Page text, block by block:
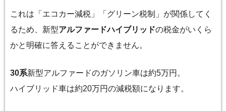
これは「エコカー減税」「グリーン税制」が関係してく
るため、新型アルファードハイブリッドの税金がいくら
かと明確に答えることができません。
30系新型アルファードのガソリン車は約5万円。
ハイブリッド車は約20万円の減税額になります。